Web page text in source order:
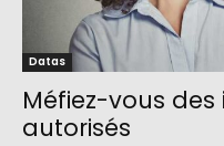
Datas
Méfiez-vous
autorisés